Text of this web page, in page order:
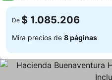
De $ 1.085.206
Mira precios de 8 páginas